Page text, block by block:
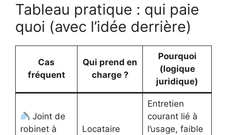
Tableau pratique : qui paie
quoi (avec l’idée derrière)
Cas
fréquent
Qui prend en
charge ?
Pourquoi
(logique
juridique)
Joint de
robinet à
Locataire
Entretien
courant lié à
l’usage, faible